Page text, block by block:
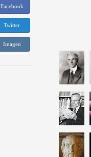
Facebook
Twitter
Imagen